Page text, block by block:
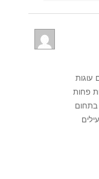
עוגות
פחות
בתחום